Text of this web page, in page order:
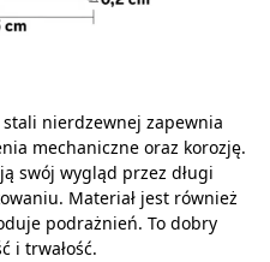
stali nierdzewnej zapewnia
mechaniczne oraz korozję.
swój wygląd przez długi
Materiał jest również
podrażnień. To dobry
i trwałość.